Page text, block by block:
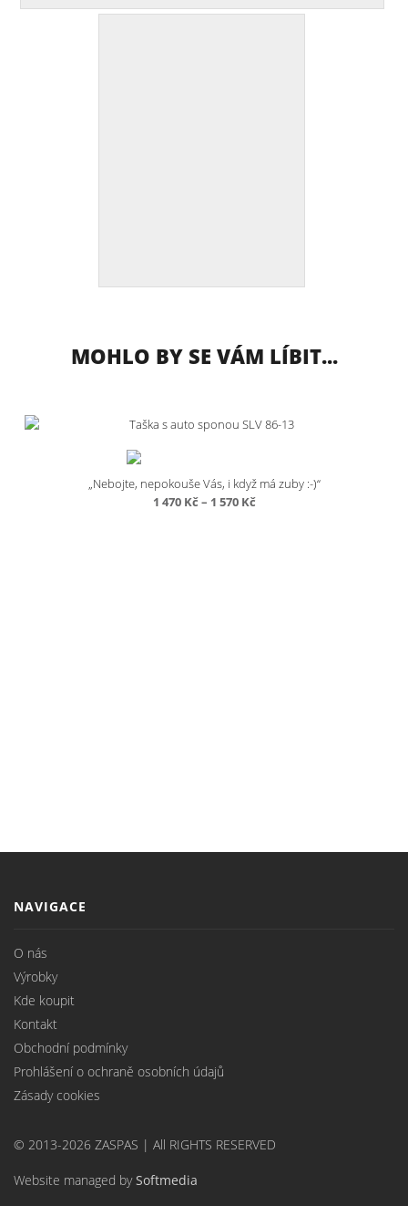
MOHLO BY SE VÁM LÍBIT...
„Nebojte, nepokouše Vás, i když má zuby :-)“
1 470 Kč– 1 570 KčRozpětí
NAVIGACE
O nás
Výrobky
Kde koupit
Kontakt
Obchodní podmínky
Prohlášení o ochraně osobních údajů
Zásady cookies
© 2013-2026 ZASPAS | All RIGHTS RESERVED
Website managed bySoftmedia